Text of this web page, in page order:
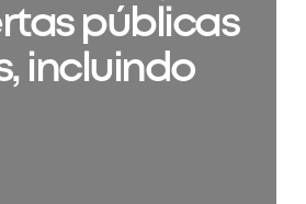
públicas
incluindo